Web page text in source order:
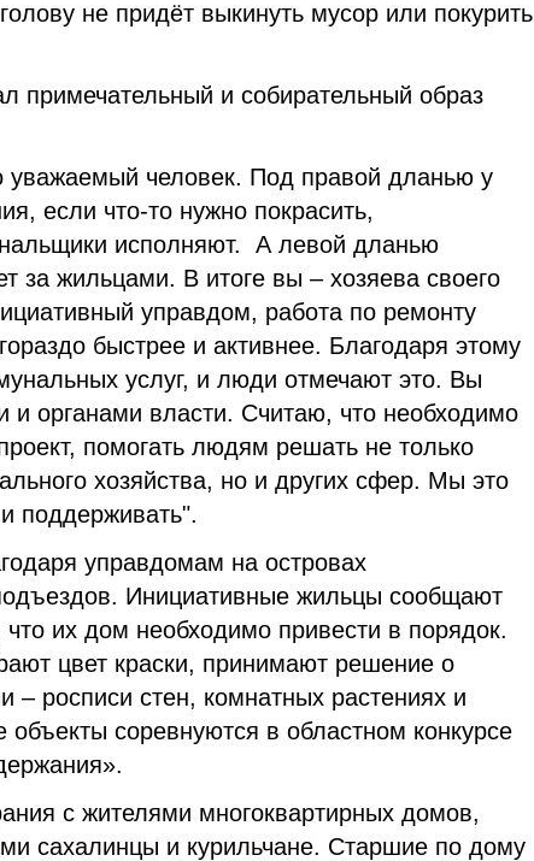
не придёт выкинуть мусор или покурить
примечательный и собирательный образ
уважаемый человек. Под правой дланью у
если что-то нужно покрасить,
исполняют. А левой дланью
за жильцами. В итоге вы – хозяева своего
управдом, работа по ремонту
быстрее и активнее. Благодаря этому
услуг, и люди отмечают это. Вы
органами власти. Считаю, что необходимо
помогать людям решать не только
хозяйства, но и других сфер. Мы это
поддерживать".
управдомам на островах
Инициативные жильцы сообщают
их дом необходимо привести в порядок.
цвет краски, принимают решение о
росписи стен, комнатных растениях и
соревнуются в областном конкурсе
с жителями многоквартирных домов,
сахалинцы и курильчане. Старшие по дому